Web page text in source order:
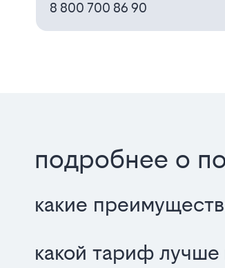
8 800 700 86 90
подробнее о
какие
какой тариф лучше